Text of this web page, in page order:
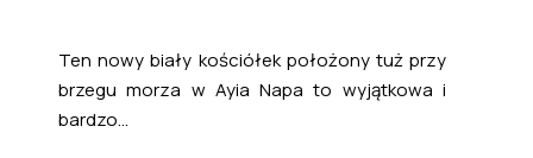
Ten nowy biały kościółek położony tuż przy
brzegu morza w Ayia Napa to wyjątkowa i
bardzo...